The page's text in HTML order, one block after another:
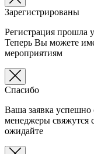
Зарегистрированы
Регистрация прошла
Теперь Вы можете
мероприятиям
Спасибо
Ваша заявка успешно
менеджеры свяжутся
ожидайте